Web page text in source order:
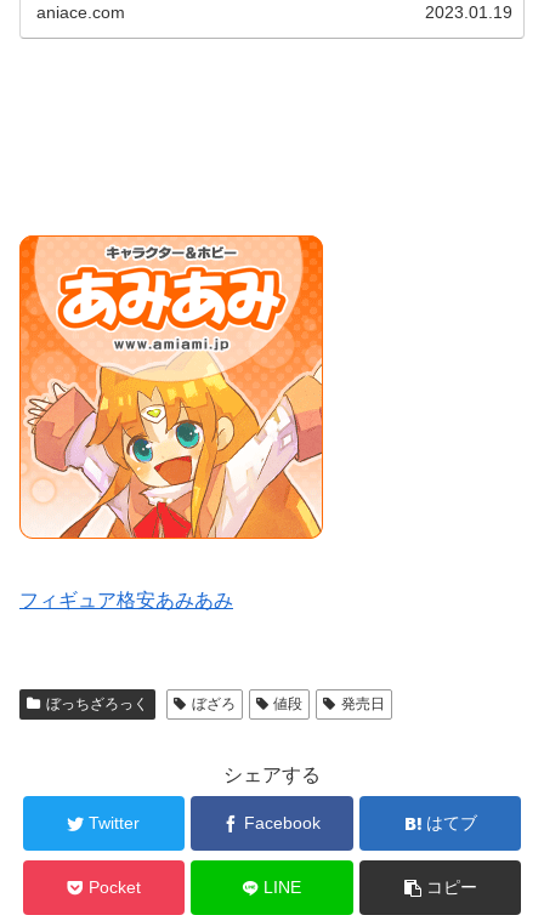
aniace.com 2023.01.19
フィギュア格安あみあみ
ぼっちざろっく ぼざろ 値段 発売日
シェアする
Twitter Facebook はてブ
Pocket LINE コピー